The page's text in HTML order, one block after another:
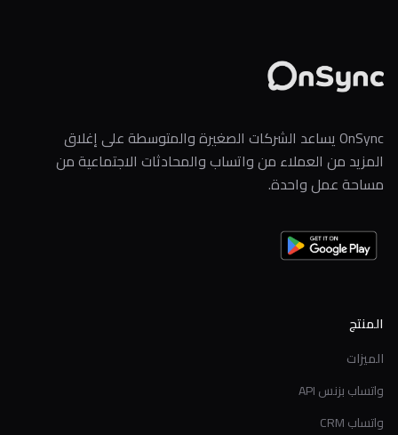
OnSync يساعد الشركات الصغيرة والمتوسطة على إغلاق
المزيد من العملاء من واتساب والمحادثات الاجتماعية من
مساحة عمل واحدة.
المنتج
الميزات
واتساب بزنس API
واتساب CRM